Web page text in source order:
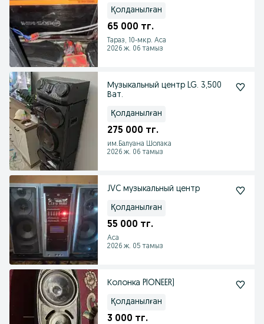
Қолданылған
65 000 тг.
Тараз, 10-мкр. Аса
2026 ж. 06 тамыз
Музыкальный центр LG. 3,500
Ват.
Қолданылған
275 000 тг.
им.Балуана Шолака
2026 ж. 06 тамыз
JVC музыкальный центр
Қолданылған
55 000 тг.
Аса
2026 ж. 05 тамыз
Колонка PIONEER)
Қолданылған
3 000 тг.